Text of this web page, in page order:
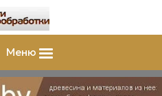
Меню